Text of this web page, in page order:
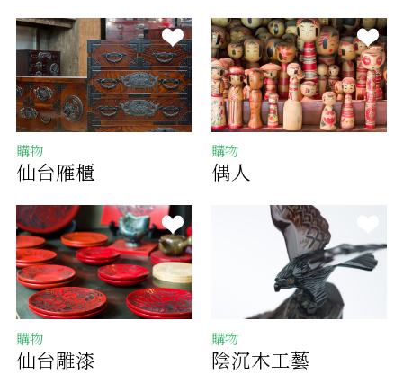
購物
仙台雁櫃
購物
偶人
購物
仙台雕漆
購物
陰沉木工藝